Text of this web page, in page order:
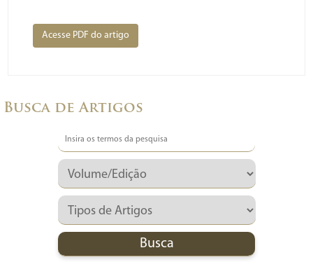
Acesse PDF do artigo
Busca de Artigos